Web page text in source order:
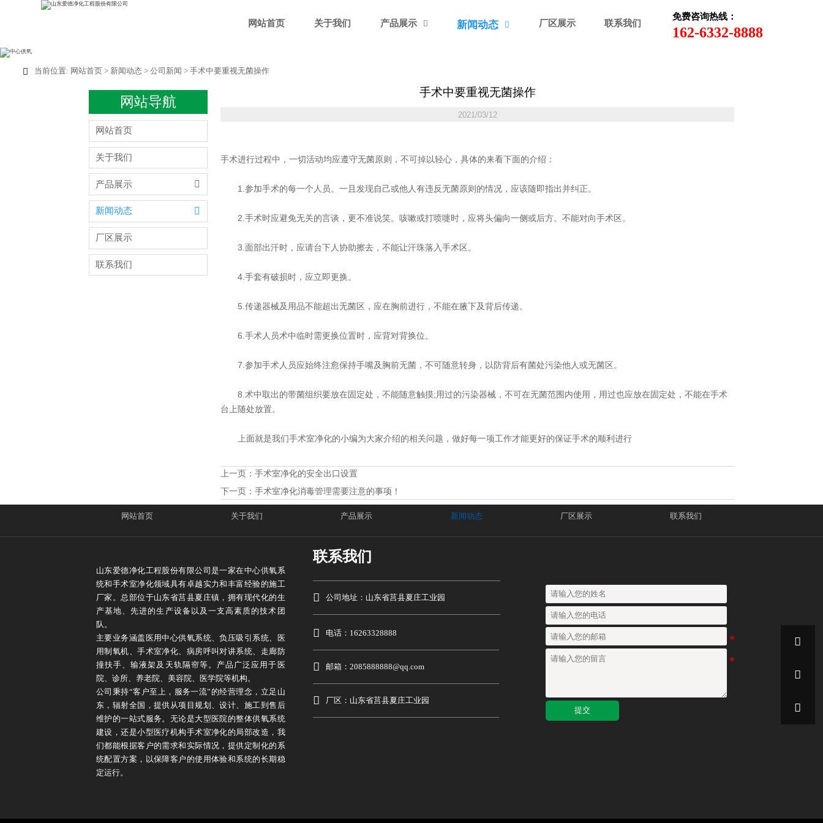
网站首页 关于我们 产品展示  新闻动态  厂区展示 联系我们
免费咨询热线：
162-6332-8888
 当前位置: 网站首页> 新闻动态> 公司新闻 > 手术中要重视无菌操作
网站导航
网站首页
关于我们
产品展示 
新闻动态 
厂区展示
联系我们
手术中要重视无菌操作
2021/03/12
手术进行过程中，一切活动均应遵守无菌原则，不可掉以轻心，具体的来看下面的介绍：
1.参加手术的每一个人员。一且发现自己或他人有违反无菌原则的情况，应该随即指出并纠正。
2.手术时应避免无关的言谈，更不准说笑。咳嗽或打喷嚏时，应将头偏向一侧或后方。不能对向手术区。
3.面部出汗时，应请台下人协助擦去，不能让汗珠落入手术区。
4.手套有破损时，应立即更换。
5.传递器械及用品不能超出无菌区，应在胸前进行，不能在腋下及背后传递。
6.手术人员术中临时需更换位置时，应背对背换位。
7.参加手术人员应始终注愈保持手嘴及胸前无菌，不可随意转身，以防背后有菌处污染他人或无菌区。
8.术中取出的带菌组织要放在固定处，不能随意触摸;用过的污染器械，不可在无菌范围内使用，用过也应放在固定处，不能在手术
台上随处放置。
上面就是我们手术室净化的小编为大家介绍的相关问题，做好每一项工作才能更好的保证手术的顺利进行
上一页：手术室净化的安全出口设置
下一页：手术室净化消毒管理需要注意的事项！
网站首页 关于我们 产品展示 新闻动态 厂区展示 联系我们
山东爱德净化工程股份有限公司是一家在中心供氧系
统和手术室净化领域具有卓越实力和丰富经验的施工
厂家。总部位于山东省莒县夏庄镇，拥有现代化的生
产基地、先进的生产设备以及一支高素质的技术团
队。
主要业务涵盖医用中心供氧系统、负压吸引系统、医
用制氧机、手术室净化、病房呼叫对讲系统、走廊防
撞扶手、输液架及天轨隔帘等。产品广泛应用于医
院、诊所、养老院、美容院、医学院等机构。
公司秉持“客户至上，服务一流”的经营理念，立足山
东，辐射全国，提供从项目规划、设计、施工到售后
维护的一站式服务。无论是大型医院的整体供氧系统
建设，还是小型医疗机构手术室净化的局部改造，我
们都能根据客户的需求和实际情况，提供定制化的系
统配置方案，以保障客户的使用体验和系统的长期稳
定运行。
联系我们
 公司地址：山东省莒县夏庄工业园
 电话：16263328888
 邮箱：2085888888@qq.com

厂区：山东省莒县夏庄工业园
提交


